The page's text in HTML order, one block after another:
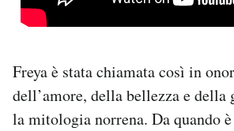
Freya è stata chiamata così in
dell’amore, della bellezza e della
la mitologia norrena. Da quando